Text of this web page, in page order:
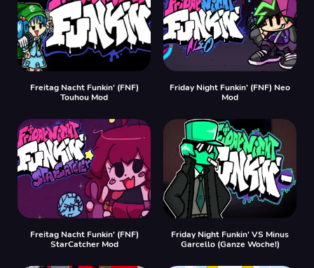
Freitag Nacht Funkin' (FNF)
Touhou Mod
Friday Night Funkin' (FNF) Neo
Mod
Freitag Nacht Funkin' (FNF)
StarCatcher Mod
Friday Night Funkin' VS Minus
Garcello (Ganze Woche!)